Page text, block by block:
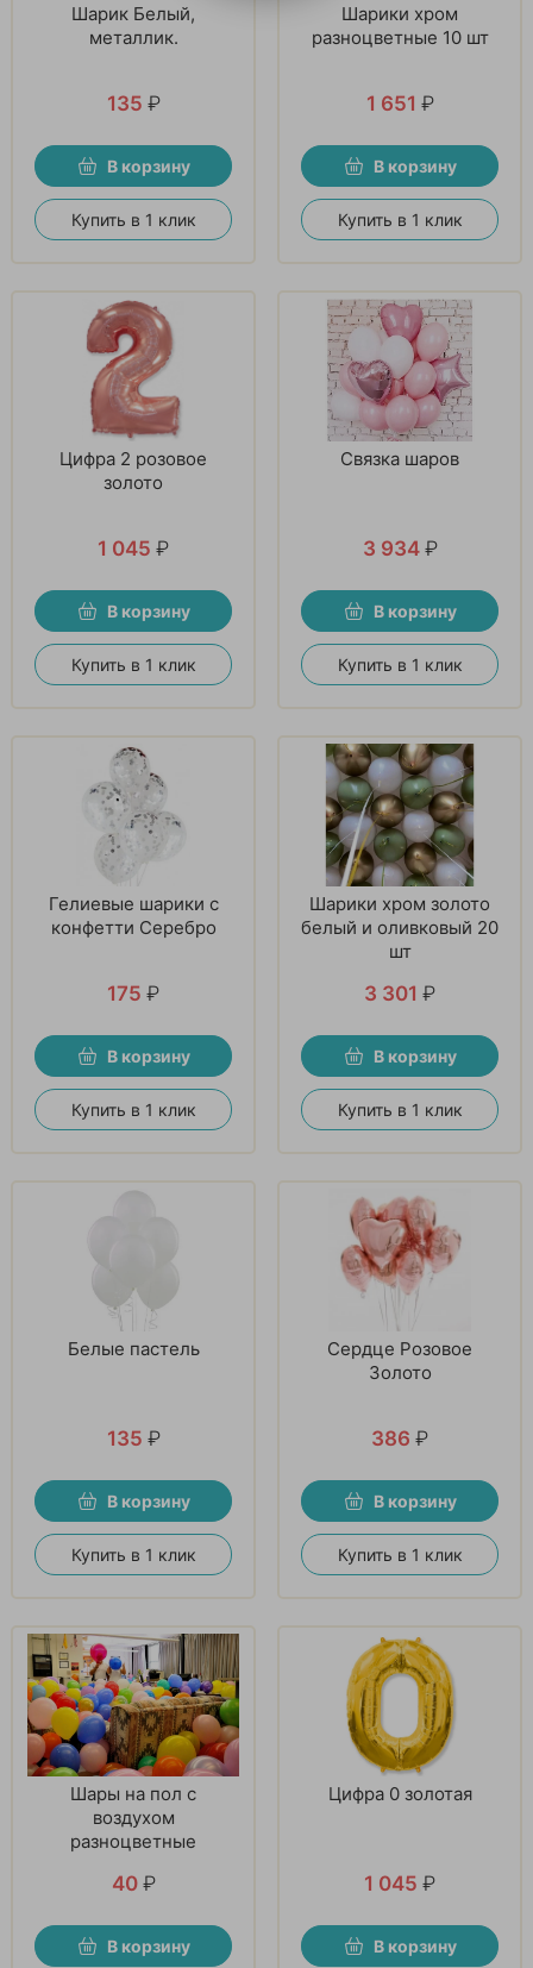
Шарик Белый,
металлик.
135 ₽
В корзину
Купить в 1 клик
Шарики хром
разноцветные 10 шт
1 651 ₽
В корзину
Купить в 1 клик
Цифра 2 розовое
золото
1 045 ₽
В корзину
Купить в 1 клик
Связка шаров
3 934 ₽
В корзину
Купить в 1 клик
Гелиевые шарики с
конфетти Серебро
175 ₽
В корзину
Купить в 1 клик
Шарики хром золото
белый и оливковый 20
шт
3 301 ₽
В корзину
Купить в 1 клик
Белые пастель
135 ₽
В корзину
Купить в 1 клик
Сердце Розовое
Золото
386 ₽
В корзину
Купить в 1 клик
Шары на пол с
воздухом
разноцветные
40 ₽
В корзину
Цифра 0 золотая
1 045 ₽
В корзину